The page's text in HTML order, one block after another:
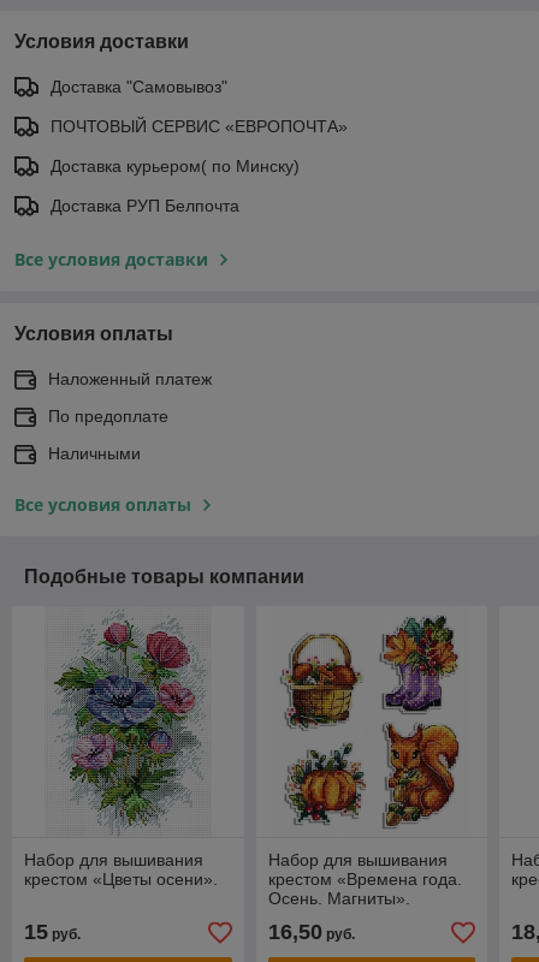
Условия доставки
Доставка "Самовывоз"
ПОЧТОВЫЙ СЕРВИС «ЕВРОПОЧТА»
Доставка курьером( по Минску)
Доставка РУП Белпочта
Все условия доставки
Условия оплаты
Наложенный платеж
По предоплате
Наличными
Все условия оплаты
Подобные товары компании
Набор для вышивания
крестом «Цветы осени».
15 руб.
Набор для вышивания
крестом «Времена года.
Осень. Магниты».
16,50руб.